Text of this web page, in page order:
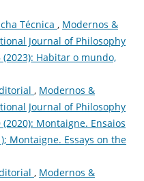
Técnica , Modernos &
Journal of Philosophy
Habitar o mundo,
, Modernos &
Journal of Philosophy
Montaigne. Ensaios
Montaigne. Essays on the
, Modernos &